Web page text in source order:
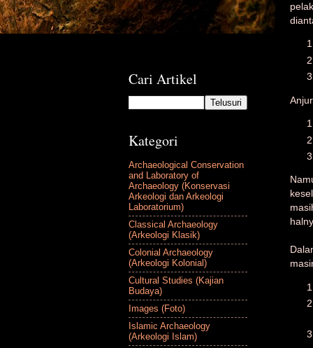
Cari Artikel
Kategori
Archaeological Conservation
and Laboratory of
Archaeology (Konservasi
Arkeologi dan Arkeologi
Laboratorium)
Classical Archaeology
(Arkeologi Klasik)
Colonial Archaeology
(Arkeologi Kolonial)
Cultural Studies (Kajian
Budaya)
Images (Foto)
Islamic Archaeology
(Arkeologi Islam)